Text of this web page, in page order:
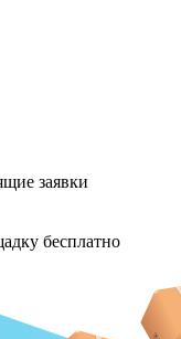
заявки
бесплатно